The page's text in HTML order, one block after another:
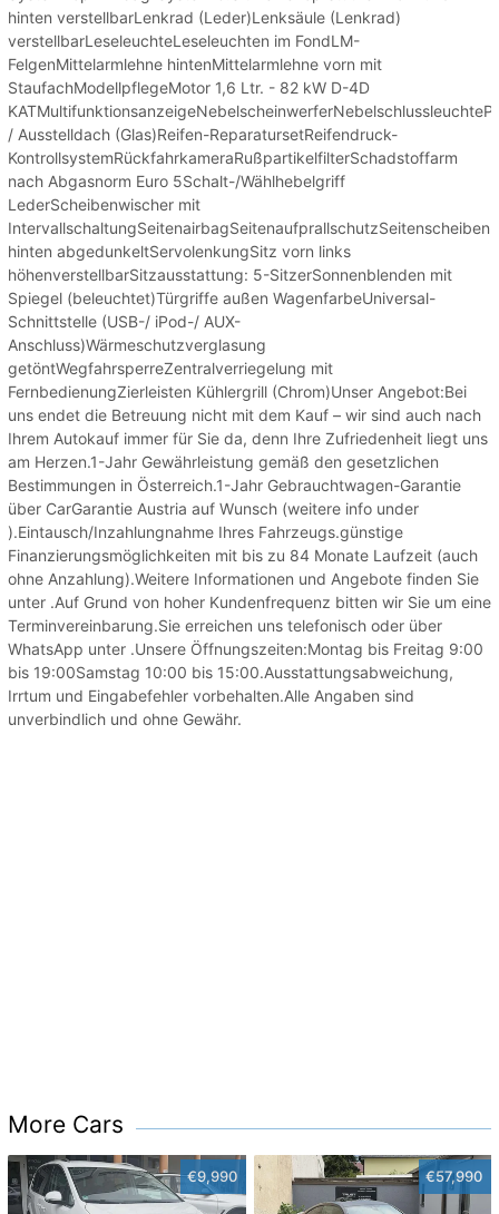
hinten verstellbarLenkrad (Leder)Lenksäule (Lenkrad)
verstellbarLeseleuchteLeseleuchten im FondLM-
FelgenMittelarmlehne hintenMittelarmlehne vorn mit
StaufachModellpflegeMotor 1,6 Ltr. - 82 kW D-4D
/ Ausstelldach (Glas)Reifen-ReparatursetReifendruck-
KontrollsystemRückfahrkameraRußpartikelfilterSchadstoffarm
nach Abgasnorm Euro 5Schalt-/Wählhebelgriff
LederScheibenwischer mit
IntervallschaltungSeitenairbagSeitenaufprallschutzSeitenscheiben
hinten abgedunkeltServolenkungSitz vorn links
höhenverstellbarSitzausstattung: 5-SitzerSonnenblenden mit
Spiegel (beleuchtet)Türgriffe außen WagenfarbeUniversal-
Schnittstelle (USB-/ iPod-/ AUX-
Anschluss)Wärmeschutzverglasung
getöntWegfahrsperreZentralverriegelung mit
FernbedienungZierleisten Kühlergrill (Chrom)Unser Angebot:Bei
uns endet die Betreuung nicht mit dem Kauf – wir sind auch nach
Ihrem Autokauf immer für Sie da, denn Ihre Zufriedenheit liegt uns
am Herzen.1-Jahr Gewährleistung gemäß den gesetzlichen
Bestimmungen in Österreich.1-Jahr Gebrauchtwagen-Garantie
über CarGarantie Austria auf Wunsch (weitere info under
).Eintausch/Inzahlungnahme Ihres Fahrzeugs.günstige
Finanzierungsmöglichkeiten mit bis zu 84 Monate Laufzeit (auch
ohne Anzahlung).Weitere Informationen und Angebote finden Sie
unter .Auf Grund von hoher Kundenfrequenz bitten wir Sie um eine
Terminvereinbarung.Sie erreichen uns telefonisch oder über
WhatsApp unter .Unsere Öffnungszeiten:Montag bis Freitag 9:00
bis 19:00Samstag 10:00 bis 15:00.Ausstattungsabweichung,
Irrtum und Eingabefehler vorbehalten.Alle Angaben sind
unverbindlich und ohne Gewähr.
More Cars
€9,990 €57,990